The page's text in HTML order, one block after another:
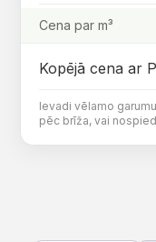
Cena par m³
Kopējā cena ar
Ievadi vēlamo
pēc brīža, vai